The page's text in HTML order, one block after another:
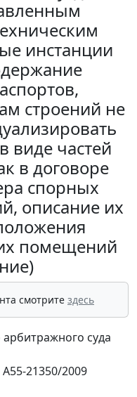
инстанции
строений не
виде частей
в договоре
спорных
описание их
помещений
смотрите здесь
суда
А55-21350/2009